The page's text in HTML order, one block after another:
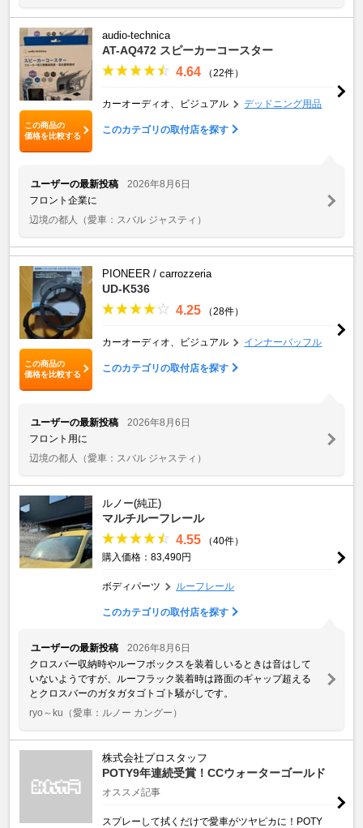
この商品の
価格を比較する
audio-technica
AT-AQ472 スピーカーコースター
4.64 （22件）
カーオーディオ、ビジュアル デッドニング用品
このカテゴリの取付店を探す
ユーザーの最新投稿
2026年8月6日
フロント企業に
辺境の都人
（愛車：スバル ジャスティ）
この商品の
価格を比較する
PIONEER / carrozzeria
UD-K536
4.25 （28件）
カーオーディオ、ビジュアル インナーバッフル
このカテゴリの取付店を探す
ユーザーの最新投稿
2026年8月6日
フロント用に
辺境の都人
（愛車：スバル ジャスティ）
ルノー(純正)
マルチルーフレール
4.55
（40件）
購入価格：83,490円
ボディパーツ ルーフレール
このカテゴリの取付店を探す
ユーザーの最新投稿
2026年8月6日
クロスバー収納時やルーフボックスを装着しいるときは音はして
いないようですが、ルーフラック装着時は路面のギャップ超える
とクロスバーのガタガタゴトゴト騒がしです。
ryo～ku （愛車：ルノー カングー）
株式会社プロスタッフ
POTY9年連続受賞！CCウォーターゴールド
オススメ記事
スプレーして拭くだけで愛車がツヤピカに！POTY